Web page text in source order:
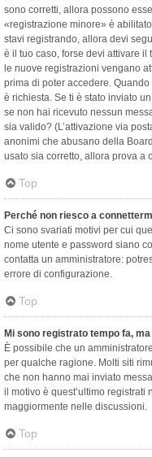
sono corretti, allora possono
«registrazione minore» è
stavi registrando, allora devi
è il tuo caso, forse devi attivare il
le nuove registrazioni vengano
prima di poter accedere.
è richiesta. Se ti è stato inviato
se non hai ricevuto nessun
sia valido? (L’attivazione via
anonimi che abusano della
usato sia corretto, allora prova a
Top
Perché non riesco a
Ci sono svariati motivi per cui
nome utente e password siano
contatta un amministratore:
errore di configurazione.
Top
Mi sono registrato tempo fa,
È possibile che un
per qualche ragione. Molti siti
che non hanno mai inviato
il motivo è quest’ultimo
maggiormente nelle discussioni.
Top